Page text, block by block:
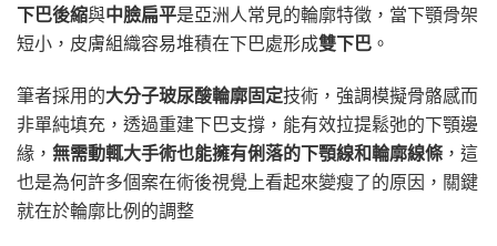
下巴後縮與中臉扁平是亞洲人常見的輪廓特徵，當下顎骨架
短小，皮膚組織容易堆積在下巴處形成雙下巴 。
筆者採用的大分子玻尿酸輪廓固定技術，強調模擬骨骼感而
非單純填充，透過重建下巴支撐，能有效拉提鬆弛的下顎邊
緣， 無需動輒大手術也能擁有俐落的下顎線和輪廓線條 ，這
也是為何許多個案在術後視覺上看起來變瘦了的原因，關鍵
就在於輪廓比例的調整